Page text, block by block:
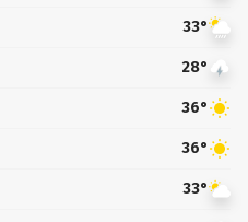
33°
28°
36°
36°
33°